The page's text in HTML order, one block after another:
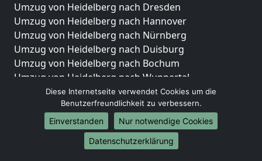
Umzug von Heidelberg nach Dresden
Umzug von Heidelberg nach Hannover
Umzug von Heidelberg nach Nürnberg
Umzug von Heidelberg nach Duisburg
Umzug von Heidelberg nach Bochum
Umzug von Heidelberg nach Wuppertal
Umzug von Heidelberg nach Bielefeld
Umzug von Heidelberg nach Bonn
Umzug von Heidelberg nach Münster
Internationale-Umzüge
Diese Internetseite verwendet Cookies um die
Benutzerfreundlichkeit zu verbessern.
Einverstanden
Nur notwendige Cookies
Datenschutzerklärung